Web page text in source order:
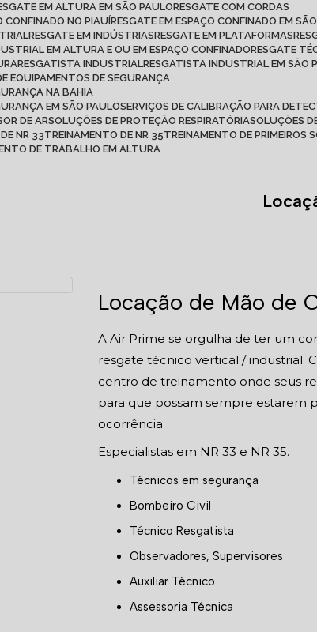
EM ALTURA EM SÃO PAULO RESGATE COM CORDAS
CONFINADO NO PIAUÍ RESGATE EM ESPAÇO CONFINADO EM
RESGATE EM INDÚSTRIAS RESGATE EM PLATAFORMAS
EM ALTURA E OU EM ESPAÇO CONFINADO RESGATE
RESGATISTA INDUSTRIAL RESGATISTA INDUSTRIAL EM SÃO
EQUIPAMENTOS DE SEGURANÇA
NA BAHIA
EM SÃO PAULO SERVIÇOS DE CALIBRAÇÃO PARA
DE AR SOLUÇÕES DE PROTEÇÃO RESPIRATÓRIA SOLUÇÕES
NR 33 TREINAMENTO DE NR 35
TREINAMENTO DE PRIMEIROS
DE TRABALHO EM ALTURA
Locação de Mão de
A Air Prime se orgulha de ter um
resgate técnico vertical /
centro de treinamento onde seus
para que possam sempre estarem
ocorrência.
Especialistas em NR 33 e NR 35.
Técnicos em segurança
Bombeiro Civil
Técnico Resgatista
Observadores, Supervisores
Auxiliar Técnico
Assessoria Técnica